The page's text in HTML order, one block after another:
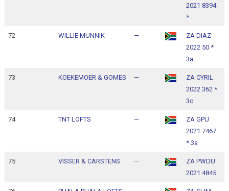
2021 8394
*
72 WILLIE MUNNIK —
ZA DIAZ
2022 50 *
3a
73 KOEKEMOER & GOMES —
ZA CYRIL
2022 362 *
3c
74 TNT LOFTS —
ZA GPU
2021 7467
* 3a
75 VISSER & CARSTENS —
ZA PWDU
2021 4845